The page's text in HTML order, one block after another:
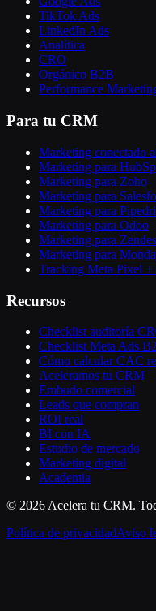
TikTok Ads
LinkedIn Ads
Analítica
CRO
Orgánico B2B
Performance
Para tu CRM
Marketing conectado
Marketing para
Marketing para Zoho
Marketing para
Marketing para
Marketing para Odoo
Marketing para
Marketing para
Tracking Meta Pixel
Recursos
Checklist auditoría
Checklist Meta Ads
Cómo calcular CAC
Aceleramos tu CRM
Embudo comercial
Leads que compran
ROI real
BI con IA
Estudio de mercado
Marketing digital
Academia
© 2026 Acelera tu CRM.
Política de privacidadAviso